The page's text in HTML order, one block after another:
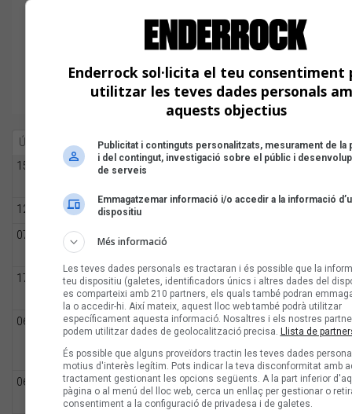
Última hora Més llegit
15:30
El Sona9 d'estiu d'iCat descobreix els
12:30 Tot a punt per la Plaça del Folk 2026
07:00
7 d'agost: Tal dia com avui es va estrenar
«El meu avi»
17:00
Les veus dels himnes del futbol català:
Carles Cases
06/08
Joana Gomila: «L’algoritme eren els amics,
entrar dins un bar, anar a un concert, la
revista de torn»
06/08
Bèrnia i la festa del pop fusió al Sona9
2026
Enderrock sol·licita el teu consentiment
utilitzar les teves dades personals
aquests objectius
Publicitat i continguts personalitzats, mesurament de la
i del contingut, investigació sobre el públic i
de serveis
Emmagatzemar informació i/o accedir a la informació
dispositiu
Més informació
Les teves dades personals es tractaran i és possible que la
teu dispositiu (galetes, identificadors únics i altres dades del
es comparteixi amb 210 partners, els quals també podran
la o accedir-hi. Així mateix, aquest lloc web també podrà utilitzar
específicament aquesta informació. Nosaltres i els nostres
podem utilitzar dades de geolocalització precisa. Llista de
És possible que alguns proveïdors tractin les teves dades
motius d'interès legítim. Pots indicar la teva disconformitat amb
tractament gestionant les opcions següents. A la part inferior
pàgina o al menú del lloc web, cerca un enllaç per gestionar o
consentiment a la configuració de privadesa i de galetes.